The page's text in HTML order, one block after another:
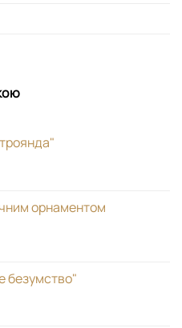
орнаментом
безумство"